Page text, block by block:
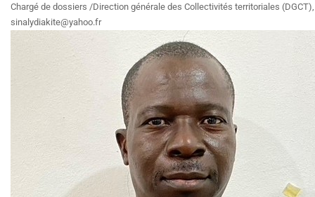
Chargé de dossiers /Direction générale des Collectivités territoriales
sinalydiakite@yahoo.fr